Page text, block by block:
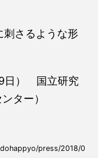
刺さるような形
日） 国立研究
ター）
press/2018/0